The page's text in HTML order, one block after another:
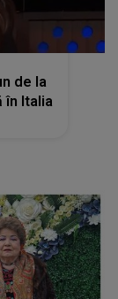
de la
în Italia